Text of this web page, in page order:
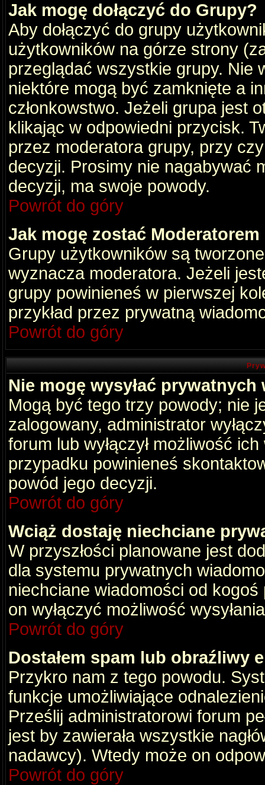
Jak mogę dołączyć do Grupy?
Aby dołączyć do grupy
użytkowników na górze strony
przeglądać wszystkie grupy. Nie
niektóre mogą być zamknięte a
członkowstwo. Jeżeli grupa jest
klikając w odpowiedni przycisk.
przez moderatora grupy, przy
decyzji. Prosimy nie nagabywać
decyzji, ma swoje powody.
Powrót do góry
Jak mogę zostać
Grupy użytkowników są
wyznacza moderatora. Jeżeli
grupy powinieneś w pierwszej
przykład przez prywatną
Powrót do góry
Nie mogę wysyłać
Mogą być tego trzy powody; nie
zalogowany, administrator
forum lub wyłączył możliwość
przypadku powinieneś
powód jego decyzji.
Powrót do góry
Wciąż dostaję niechciane
W przyszłości planowane jest
dla systemu prywatnych
niechciane wiadomości od
on wyłączyć możliwość
Powrót do góry
Dostałem spam lub obraźliwy
Przykro nam z tego powodu.
funkcje umożliwiające
Prześlij administratorowi forum
jest by zawierała wszystkie
nadawcy). Wtedy może on
Powrót do góry